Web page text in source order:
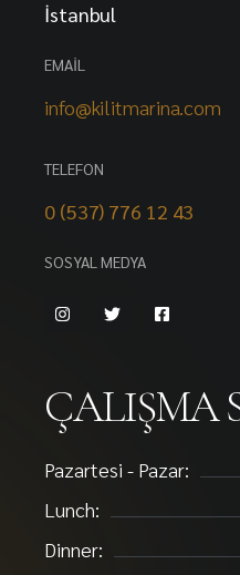
İstanbul
EMAIL
info@kilitmarina.com
TELEFON
0 (537) 776 12 43
SOSYAL MEDYA
ÇALIŞMA
Pazartesi - Pazar:
Lunch:
Dinner: